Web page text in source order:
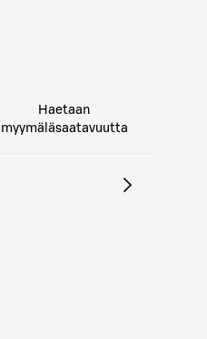
Haetaan
myymäläsaatavuutta